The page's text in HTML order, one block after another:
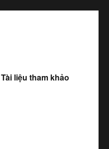
Tài liệu tham khảo